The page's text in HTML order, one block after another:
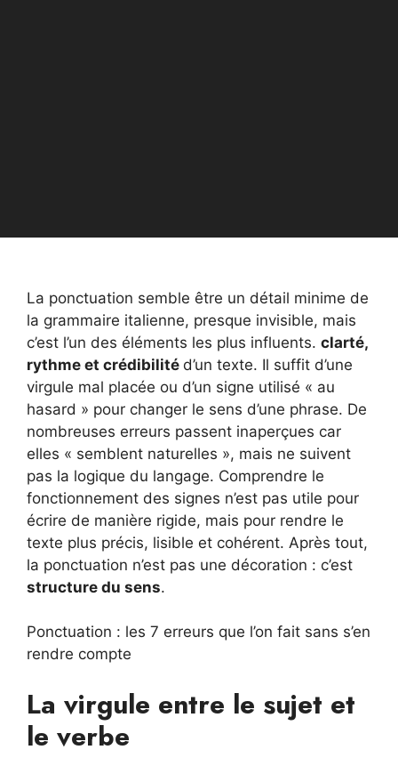
La ponctuation semble être un détail minime de
la grammaire italienne, presque invisible, mais
c’est l’un des éléments les plus influents. clarté,
rythme et crédibilité d’un texte. Il suffit d’une
virgule mal placée ou d’un signe utilisé « au
hasard » pour changer le sens d’une phrase. De
nombreuses erreurs passent inaperçues car
elles « semblent naturelles », mais ne suivent
pas la logique du langage. Comprendre le
fonctionnement des signes n’est pas utile pour
écrire de manière rigide, mais pour rendre le
texte plus précis, lisible et cohérent. Après tout,
la ponctuation n’est pas une décoration : c’est
structure du sens.
Ponctuation : les 7 erreurs que l’on fait sans s’en
rendre compte
La virgule entre le sujet et
le verbe